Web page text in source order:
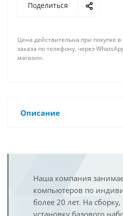
Поделиться
Цена действительна при покупке
заказа по телефону, через
магазин.
Описание
Наша компания
компьютеров по
более 20 лет. На сборку,
установку базового